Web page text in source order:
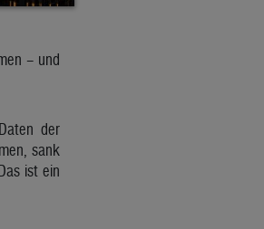
– und
der
sank
ist ein